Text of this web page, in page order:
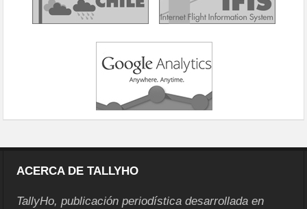
ACERCA DE TALLYHO
TallyHo, publicación periodística desarrollada en